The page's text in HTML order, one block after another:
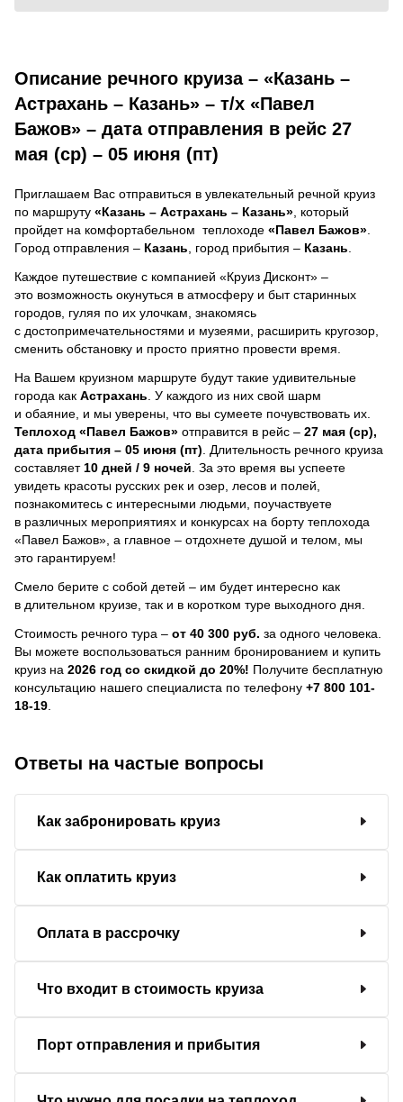
Описание речного круиза – «Казань –
Астрахань – Казань» – т/х «Павел
Бажов» – дата отправления в рейс 27
мая (ср) – 05 июня (пт)
Приглашаем Вас отправиться в увлекательный речной круиз
по маршруту «Казань – Астрахань – Казань» , который
пройдет на комфортабельном теплоходе «Павел Бажов»
Город отправления – Казань , город прибытия – Казань
Каждое путешествие с компанией «Круиз Дисконт» –
это возможность окунуться в атмосферу и быт старинных
городов, гуляя по их улочкам, знакомясь
с достопримечательностями и музеями, расширить кругозор,
сменить обстановку и просто приятно провести время.
На Вашем круизном маршруте будут такие удивительные
города как Астрахань . У каждого из них свой шарм
и обаяние, и мы уверены, что вы сумеете почувствовать их.
Теплоход «Павел Бажов» отправится в рейс – 27 мая (ср),
дата прибытия – 05 июня (пт) . Длительность речного круиза
составляет 10 дней / 9 ночей За это время вы успеете
увидеть красоты русских рек и озер, лесов и полей,
познакомитесь с интересными людьми, поучаствуете
в различных мероприятиях и конкурсах на борту теплохода
«Павел Бажов», а главное – отдохнете душой и телом, мы
это гарантируем!
Смело берите с собой детей – им будет интересно как
в длительном круизе, так и в коротком туре выходного дня.
Стоимость речного тура – от 40 300 руб. за одного человека.
Вы можете воспользоваться ранним бронированием и купить
круиз на 2026 год со скидкой до 20%! Получите бесплатную
консультацию нашего специалиста по телефону +7 800 101-
18-19
Ответы на частые вопросы
Как забронировать круиз
Как оплатить круиз
Оплата в рассрочку
Что входит в стоимость круиза
Порт отправления и прибытия